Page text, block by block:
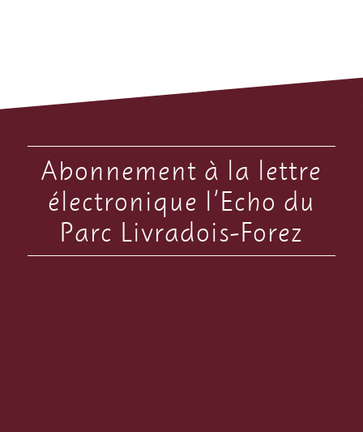
Abonnement à la lettre
électronique l’Echo du
Parc Livradois-Forez